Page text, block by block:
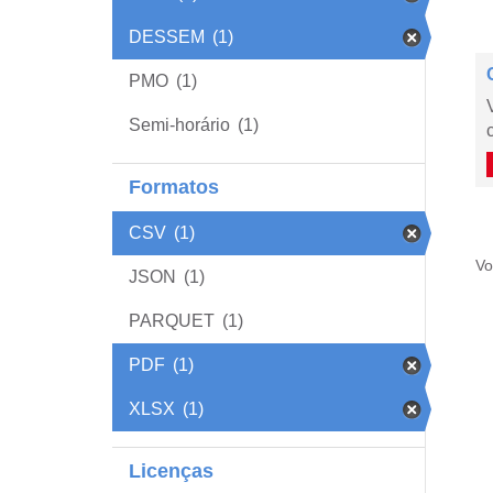
DESSEM (1)
PMO (1)
Semi-horário (1)
Formatos
CSV (1)
JSON (1)
PARQUET (1)
PDF (1)
XLSX (1)
Licenças